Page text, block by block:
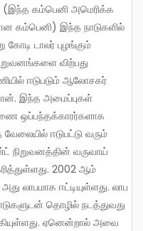
(இந்த கம்பெனி அமெரிக்க
கம்பெனி) இந்த நாடுகளில்
டாலர் புழங்கும்
விற்பது
ஈடுபடும் ஆலோசகர்
இந்த அமைப்புகள்
ஒப்பந்தக்காரர்களாக
ஈடுபட்டு வரும்
நிறுவனத்தின் வருவாய்
2002 ஆம்
லாபமாக ஈட்டியுள்ளது. லாப
தொழில் நடத்துவது
ஏனென்றால் அவை